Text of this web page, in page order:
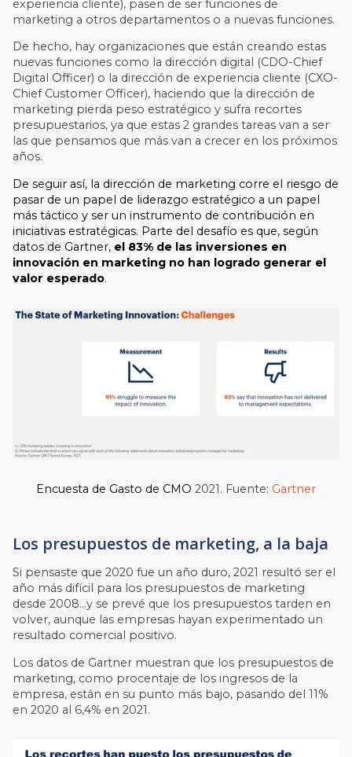
experiencia cliente), pasen de ser funciones de
marketing a otros departamentos o a nuevas funciones.
De hecho, hay organizaciones que están creando estas
nuevas funciones como la dirección digital (CDO-Chief
Digital Officer) o la dirección de experiencia cliente (CXO-
Chief Customer Officer), haciendo que la dirección de
marketing pierda peso estratégico y sufra recortes
presupuestarios, ya que estas 2 grandes tareas van a ser
las que pensamos que más van a crecer en los próximos
años.
De seguir así, la dirección de marketing corre el riesgo de
pasar de un papel de liderazgo estratégico a un papel
más táctico y ser un instrumento de contribución en
iniciativas estratégicas. Parte del desafío es que, según
datos de Gartner, el 83% de las inversiones en
innovación en marketing no han logrado generar el
valor esperado.
Encuesta de Gasto de CMO 2021. Fuente: Gartner
Los presupuestos de marketing, a la baja
Si pensaste que 2020 fue un año duro, 2021 resultó ser el
año más difícil para los presupuestos de marketing
desde 2008…y se prevé que los presupuestos tarden en
volver, aunque las empresas hayan experimentado un
resultado comercial positivo.
Los datos de Gartner muestran que los presupuestos de
marketing, como procentaje de los ingresos de la
empresa, están en su punto más bajo, pasando del 11%
en 2020 al 6,4% en 2021.